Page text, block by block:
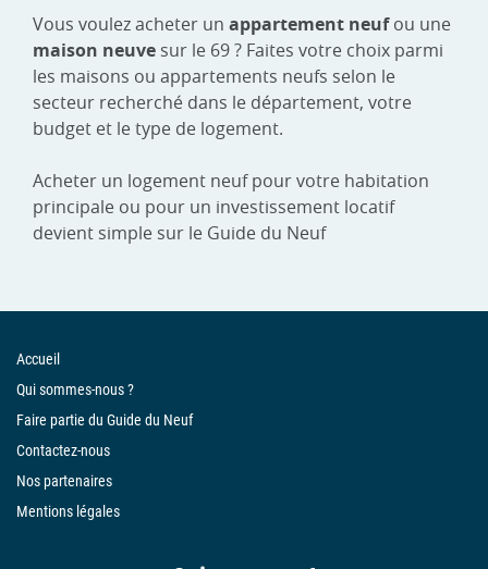
Vous voulez acheter un appartement neufou une
maison neuve sur le 69 ? Faites votre choix parmi
les maisons ou appartements neufs selon le
secteur recherché dans le département, votre
budget et le type de logement.
Acheter un logement neuf pour votre habitation
principale ou pour un investissement locatif
devient simple sur le Guide du Neuf
Accueil
Qui sommes-nous ?
Faire partie du Guide du Neuf
Contactez-nous
Nos partenaires
Mentions légales